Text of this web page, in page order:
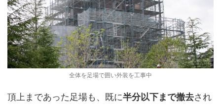
全体を足場で囲い外装を工事中
頂上まであった足場も、既に半分以下まで撤去され